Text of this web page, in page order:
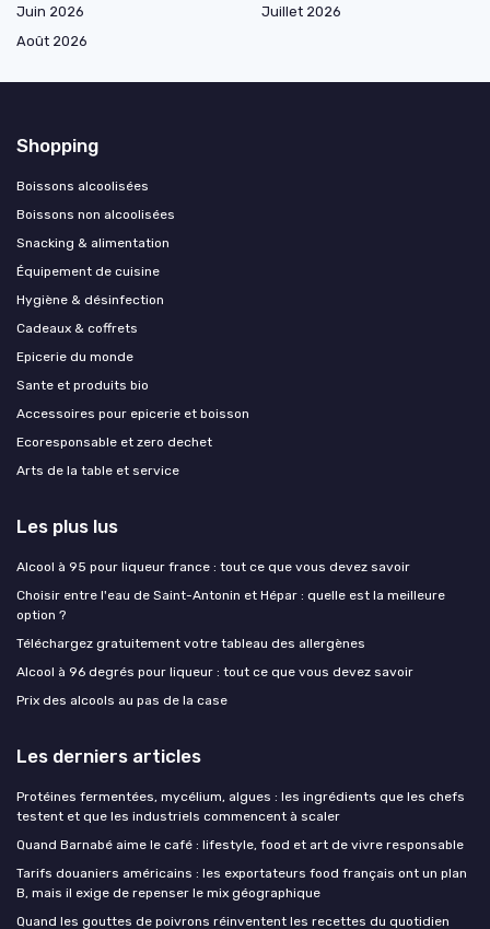
Juin 2026
Juillet 2026
Août 2026
Shopping
Boissons alcoolisées
Boissons non alcoolisées
Snacking & alimentation
Équipement de cuisine
Hygiène & désinfection
Cadeaux & coffrets
Epicerie du monde
Sante et produits bio
Accessoires pour epicerie et boisson
Ecoresponsable et zero dechet
Arts de la table et service
Les plus lus
Alcool à 95 pour liqueur france : tout ce que vous devez savoir
Choisir entre l'eau de Saint-Antonin et Hépar : quelle est la meilleure
option ?
Téléchargez gratuitement votre tableau des allergènes
Alcool à 96 degrés pour liqueur : tout ce que vous devez savoir
Prix des alcools au pas de la case
Les derniers articles
Protéines fermentées, mycélium, algues : les ingrédients que les chefs
testent et que les industriels commencent à scaler
Quand Barnabé aime le café : lifestyle, food et art de vivre responsable
Tarifs douaniers américains : les exportateurs food français ont un plan
B, mais il exige de repenser le mix géographique
Quand les gouttes de poivrons réinventent les recettes du quotidien